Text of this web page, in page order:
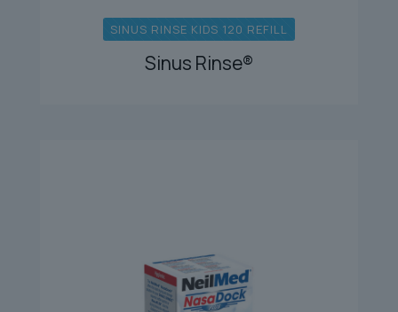
SINUS RINSE KIDS 120 REFILL
Sinus Rinse®